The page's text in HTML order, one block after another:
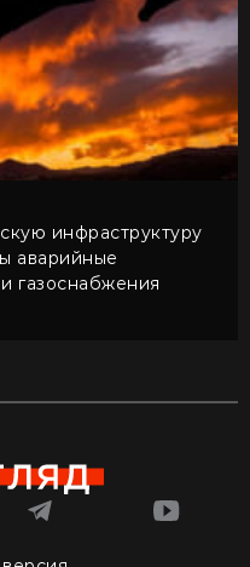
инфраструктуру
аварийные
газоснабжения